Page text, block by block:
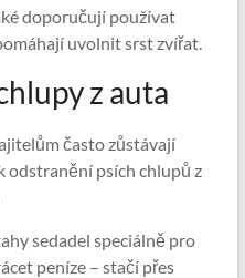
doporučují používat
uvolnit srst zvířat.
z auta
často zůstávají
odstranění psích chlupů z
sedadel speciálně pro
peníze – stačí přes